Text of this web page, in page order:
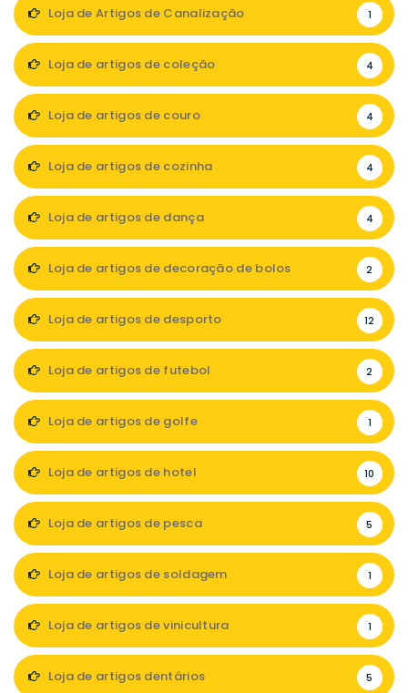
Loja de Artigos de Canalização 1
Loja de artigos de coleção 4
Loja de artigos de couro 4
Loja de artigos de cozinha 4
Loja de artigos de dança 4
Loja de artigos de decoração de bolos 2
Loja de artigos de desporto 12
Loja de artigos de futebol 2
Loja de artigos de golfe 1
Loja de artigos de hotel 10
Loja de artigos de pesca 5
Loja de artigos de soldagem 1
Loja de artigos de vinicultura 1
Loja de artigos dentários 5